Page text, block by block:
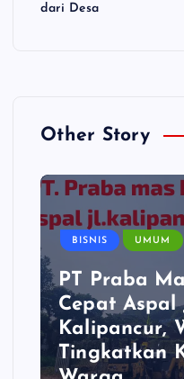
dari Desa
Other Story
BISNIS UMUM
PT Praba
Cepat Aspal
Kalipancur,
Tingkatkan